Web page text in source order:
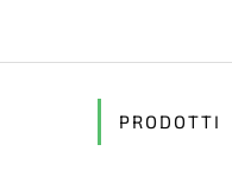
PRODOTTI